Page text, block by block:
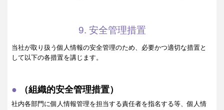
9. 安全管理措置
当社が取り扱う個人情報の安全管理のため、必要かつ適切な措置と
して以下の各措置を講じます。
（組織的安全管理措置）
社内各部門に個人情報管理を担当する責任者を指名する等、個人情